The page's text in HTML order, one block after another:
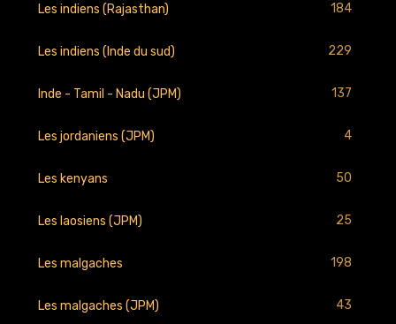
Les indiens (Rajasthan) 184
Les indiens (Inde du sud) 229
Inde - Tamil - Nadu (JPM) 137
Les jordaniens (JPM) 4
Les kenyans 50
Les laosiens (JPM) 25
Les malgaches 198
Les malgaches (JPM) 43